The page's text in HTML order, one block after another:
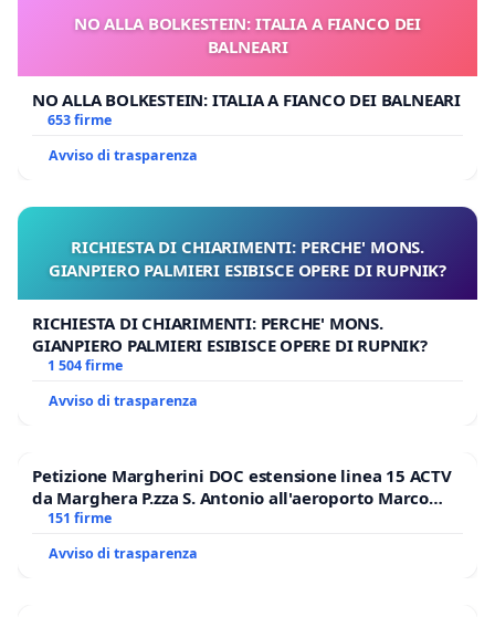
NO ALLA BOLKESTEIN: ITALIA A FIANCO DEI
BALNEARI
NO ALLA BOLKESTEIN: ITALIA A FIANCO DEI BALNEARI
653 firme
Avviso di trasparenza
RICHIESTA DI CHIARIMENTI: PERCHE' MONS.
GIANPIERO PALMIERI ESIBISCE OPERE DI RUPNIK?
RICHIESTA DI CHIARIMENTI: PERCHE' MONS.
GIANPIERO PALMIERI ESIBISCE OPERE DI RUPNIK?
1 504 firme
Avviso di trasparenza
Petizione Margherini DOC estensione linea 15 ACTV
da Marghera P.zza S. Antonio all'aeroporto Marco
Polo tariffa a € 1,50
151 firme
Avviso di trasparenza